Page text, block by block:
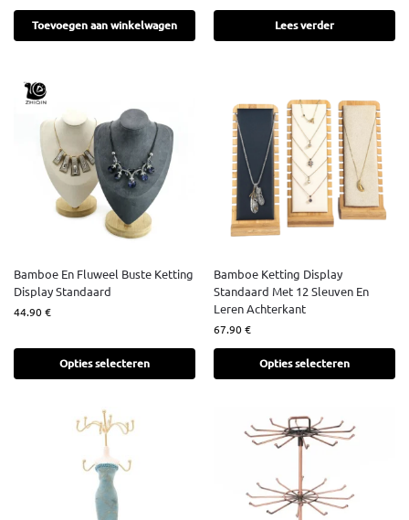
Toevoegen aan winkelwagen Lees verder
Bamboe En Fluweel Buste Ketting
Display Standaard
44.90€
Opties selecteren
Bamboe Ketting Display
Standaard Met 12 Sleuven En
Leren Achterkant
67.90€
Opties selecteren